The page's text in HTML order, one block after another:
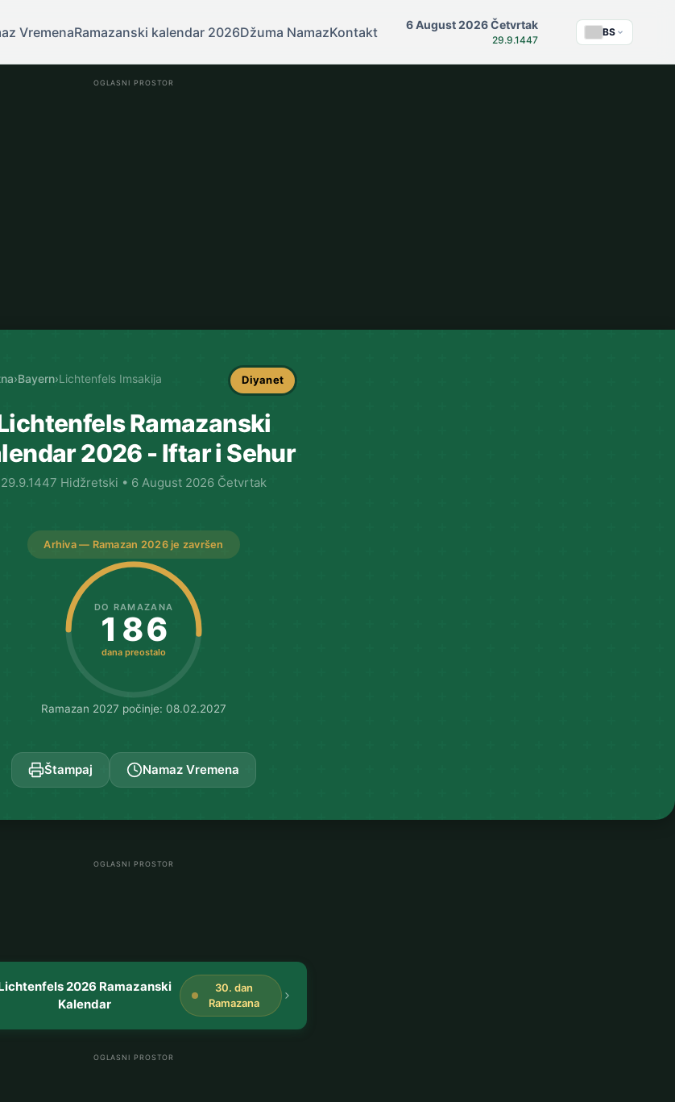
VremenaRamazanski kalendar 2026Džuma NamazKontakt 6 August 2026 Četvrtak
29.9.1447
BS
OGLASNI PROSTOR
›Bayern›Lichtenfels Imsakija Diyanet
Ramazanski
2026 - Iftar i Sehur
29.9.1447 Hidžretski • 6 August 2026 Četvrtak
Arhiva — Ramazan 2026 je završen
DO RAMAZANA
186
dana preostalo
Ramazan 2027 počinje: 08.02.2027
Štampaj Namaz Vremena
OGLASNI PROSTOR
2026 Ramazanski
Kalendar
30. dan
Ramazana
OGLASNI PROSTOR